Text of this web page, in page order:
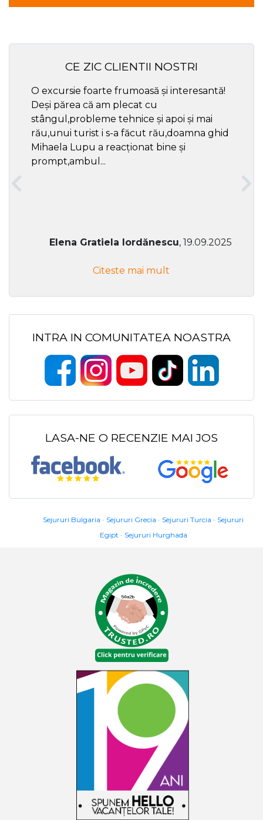
CE ZIC CLIENTII NOSTRI
O excursie foarte frumoasă și interesantă!
Deși părea că am plecat cu
stângul,probleme tehnice și apoi și mai
rău,unui turist i s-a făcut rău,doamna ghid
Mihaela Lupu a reacționat bine și
prompt,ambul...
Elena Gratiela Iordănescu, 19.09.2025
Citeste mai mult
INTRA IN COMUNITATEA NOASTRA
LASA-NE O RECENZIE MAI JOS
Sejururi Bulgaria Sejururi Grecia Sejururi Turcia
Sejururi
Egipt
Sejururi Hurghada